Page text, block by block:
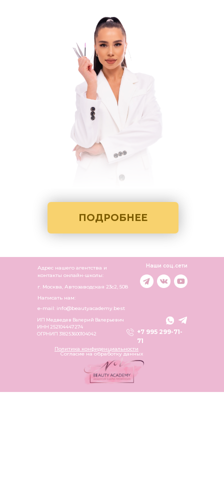
ПОДРОБНЕЕ
Адрес нашего агентства и
контакты онлайн-школы:
г. Москва, Автозаводская 23c2, 508
Написать нам:
e-mail: info@beautyacademy.best
Политика конфиденциальности
Согласие на обработку данных
ИП Медведев Валерий Валерьевич
ИНН 252104447274
ОГРНИП 318253600104042
Наши соц.сети
+7 995 299-71-
71